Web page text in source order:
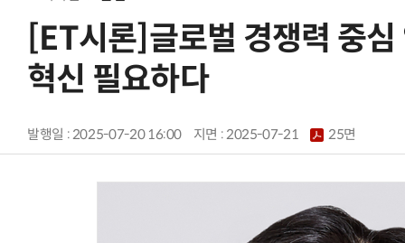
[ET시론]글로벌 경쟁력 중
혁신 필요하다
발행일 : 2025-07-20 16:00 지면 :2025-07-21 25면